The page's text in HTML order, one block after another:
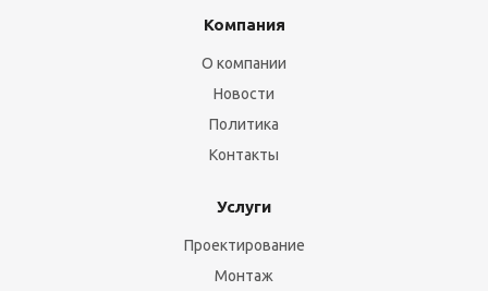
Компания
О компании
Новости
Политика
Контакты
Услуги
Проектирование
Монтаж